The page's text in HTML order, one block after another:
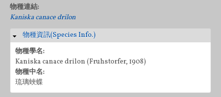
物種連結:
Kaniska canace drilon
隱藏
物種資訊(Species Info.)
物種學名:
Kaniska canace drilon (Fruhstorfer, 1908)
物種中名:
琉璃蛺蝶